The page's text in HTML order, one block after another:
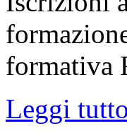
formativa
Leggi